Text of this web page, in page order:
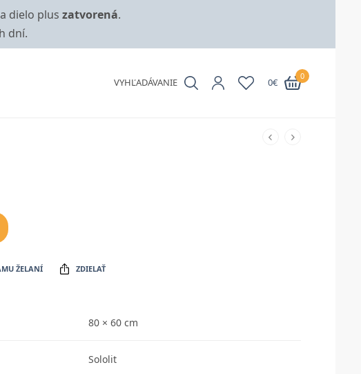
dielo plus zatvorená.
dní.
VYHĽADÁVANIE 0€
0
ŽELANÍ ZDIELAŤ
80 × 60 cm
Sololit